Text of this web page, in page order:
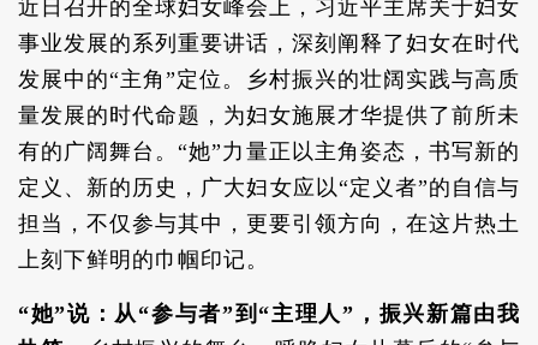
近日召开的全球妇女峰会上，习近平主席关于妇女
事业发展的系列重要讲话，深刻阐释了妇女在时代
发展中的“主角”定位。乡村振兴的壮阔实践与高质
量发展的时代命题，为妇女施展才华提供了前所未
有的广阔舞台。“她”力量正以主角姿态，书写新的
定义、新的历史，广大妇女应以“定义者”的自信与
担当，不仅参与其中，更要引领方向，在这片热土
上刻下鲜明的巾帼印记。
“她”说：从“参与者”到“主理人”，振兴新篇由我